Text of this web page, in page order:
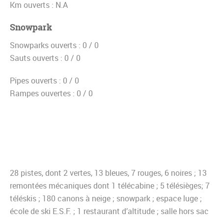
Km ouverts : N.A
Snowpark
Snowparks ouverts : 0 / 0
Sauts ouverts : 0 / 0
Pipes ouverts : 0 / 0
Rampes ouvertes : 0 / 0
28 pistes, dont 2 vertes, 13 bleues, 7 rouges, 6 noires ; 13
remontées mécaniques dont 1 télécabine ; 5 télésièges; 7
téléskis ; 180 canons à neige ; snowpark ; espace luge ;
école de ski E.S.F. ; 1 restaurant d’altitude ; salle hors sac